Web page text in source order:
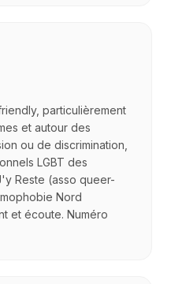
particulièrement
et autour des
ou de discrimination,
LGBT des
Reste (asso queer-
Nord
et écoute. Numéro